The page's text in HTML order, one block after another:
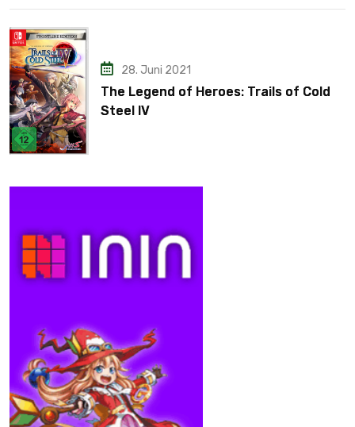
28. Juni 2021
The Legend of Heroes: Trails of Cold
Steel IV